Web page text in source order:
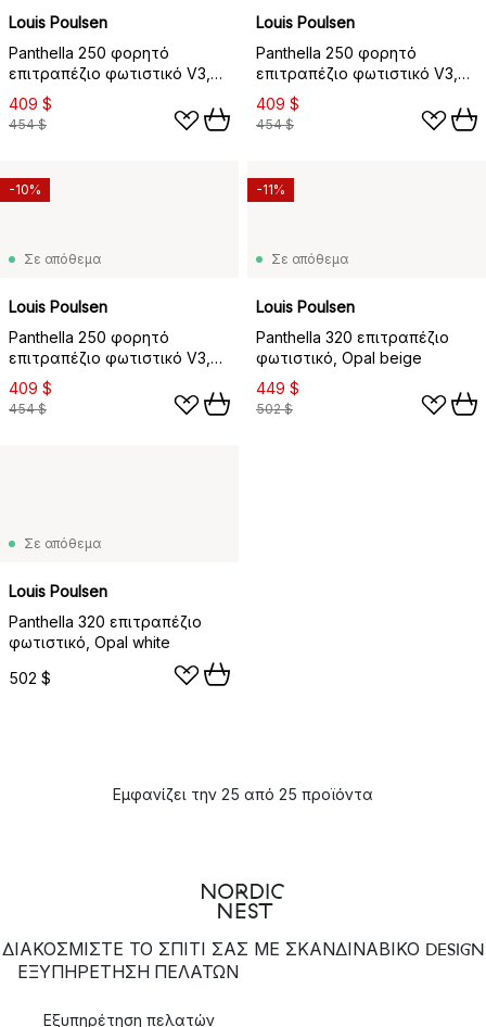
Louis Poulsen
Panthella 250 φορητό
επιτραπέζιο φωτιστικό V3,
Opaque moss green
409 $
454 $
Louis Poulsen
Panthella 250 φορητό
επιτραπέζιο φωτιστικό V3,
Opaque orange
409 $
454 $
Σε απόθεμα
Louis Poulsen
Panthella 250 φορητό
επιτραπέζιο φωτιστικό V3,
Opaque yellow
409 $
454 $
-10%
Σε απόθεμα
Louis Poulsen
Panthella 320 επιτραπέζιο
φωτιστικό, Opal beige
449 $
502 $
-11%
Σε απόθεμα
Louis Poulsen
Panthella 320 επιτραπέζιο
φωτιστικό, Opal white
502 $
Εμφανίζει την 25 από 25 προϊόντα
ΔΙΑΚΟΣΜΙΣΤΕ ΤΟ ΣΠΙΤΙ ΣΑΣ ΜΕ ΣΚΑΝΔΙΝΑΒΙΚΟ DESIGN
ΕΞΥΠΗΡΈΤΗΣΗ ΠΕΛΑΤΏΝ
Εξυπηρέτηση πελατών